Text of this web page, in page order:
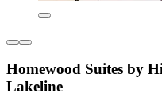
Homewood Suites by
Lakeline